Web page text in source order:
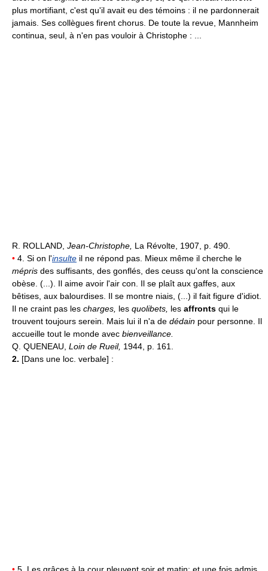
plus mortifiant, c'est qu'il avait eu des témoins : il ne pardonnerait
jamais. Ses collègues firent chorus. De toute la revue, Mannheim
continua, seul, à n'en pas vouloir à Christophe : ...
R. ROLLAND, Jean-Christophe, La Révolte, 1907, p. 490.
• 4. Si on l'insulte il ne répond pas. Mieux même il cherche le
mépris des suffisants, des gonflés, des ceuss qu'ont la conscience
obèse. (...). Il aime avoir l'air con. Il se plaît aux gaffes, aux
bêtises, aux balourdises. Il se montre niais, (...) il fait figure d'idiot.
Il ne craint pas les charges, les quolibets, les affronts qui le
trouvent toujours serein. Mais lui il n'a de dédain pour personne. Il
accueille tout le monde avec bienveillance.
Q. QUENEAU, Loin de Rueil, 1944, p. 161.
2. [Dans une loc. verbale] :